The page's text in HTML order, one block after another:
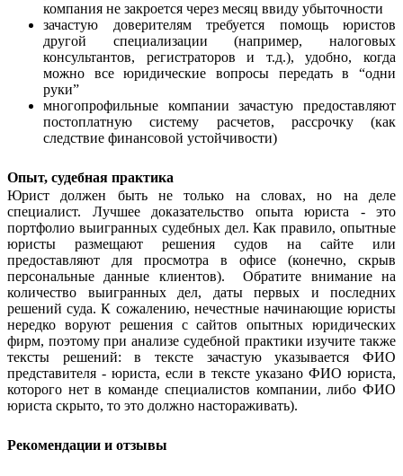
компания не закроется через месяц ввиду убыточности
зачастую доверителям требуется помощь юристов
другой специализации (например, налоговых
консультантов, регистраторов и т.д.), удобно, когда
можно все юридические вопросы передать в “одни
руки”
многопрофильные компании зачастую предоставляют
постоплатную систему расчетов, рассрочку (как
следствие финансовой устойчивости)
Опыт, судебная практика
Юрист должен быть не только на словах, но на деле
специалист. Лучшее доказательство опыта юриста - это
портфолио выигранных судебных дел. Как правило, опытные
юристы размещают решения судов на сайте или
предоставляют для просмотра в офисе (конечно, скрыв
персональные данные клиентов). Обратите внимание на
количество выигранных дел, даты первых и последних
решений суда. К сожалению, нечестные начинающие юристы
нередко воруют решения с сайтов опытных юридических
фирм, поэтому при анализе судебной практики изучите также
тексты решений: в тексте зачастую указывается ФИО
представителя - юриста, если в тексте указано ФИО юриста,
которого нет в команде специалистов компании, либо ФИО
юриста скрыто, то это должно настораживать).
Рекомендации и отзывы